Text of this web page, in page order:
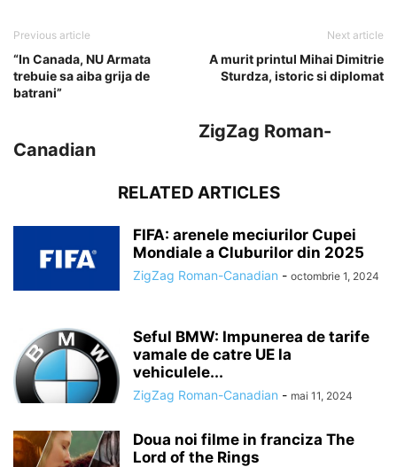
Previous article
“In Canada, NU Armata
trebuie sa aiba grija de
batrani”
Next article
A murit printul Mihai Dimitrie
Sturdza, istoric si diplomat
ZigZag Roman-
Canadian
RELATED ARTICLES
FIFA: arenele meciurilor Cupei
Mondiale a Cluburilor din 2025
ZigZag Roman-Canadian - octombrie 1, 2024
Seful BMW: Impunerea de tarife
vamale de catre UE la
vehiculele...
ZigZag Roman-Canadian - mai 11, 2024
Doua noi filme in franciza The
Lord of the Rings